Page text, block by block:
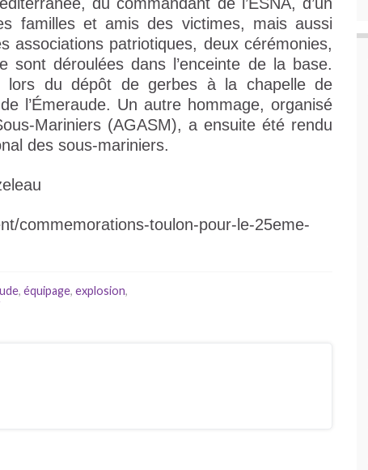
familles et amis des victimes, mais aussi
associations patriotiques, deux cérémonies,
sont déroulées dans l’enceinte de la base.
lors du dépôt de gerbes à la chapelle de
l’Émeraude. Un autre hommage, organisé
Mariniers (AGASM), a ensuite été rendu
des sous-mariniers.
commemorations-toulon-pour-le-25eme-
, équipage, explosion,